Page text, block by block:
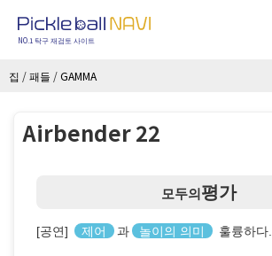
NO.1 탁구 재검토 사이트
집 /패들 /GAMMA
Airbender 22
모두의평가
[공연] 제어 과 놀이의 의미 훌륭하다.